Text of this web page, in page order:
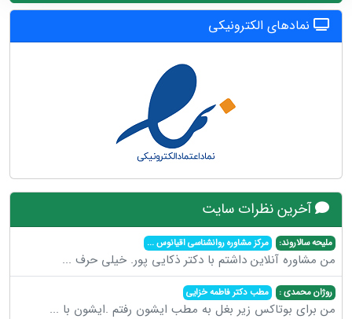
نمادهای الکترونیکی
آخرین نظرات سایت
ملیحه سالاروند: مرکز مشاوره روانشناسی اقیانوس...
من مشاوره آنلاین داشتم با دکتر ذکایی پور. خیلی حرف ...
روژان محمدی : مطب دکتر فاطمه خزایی
من برای بوتاکس زیر بغل به مطب ایشون رفتم .ایشون با ...